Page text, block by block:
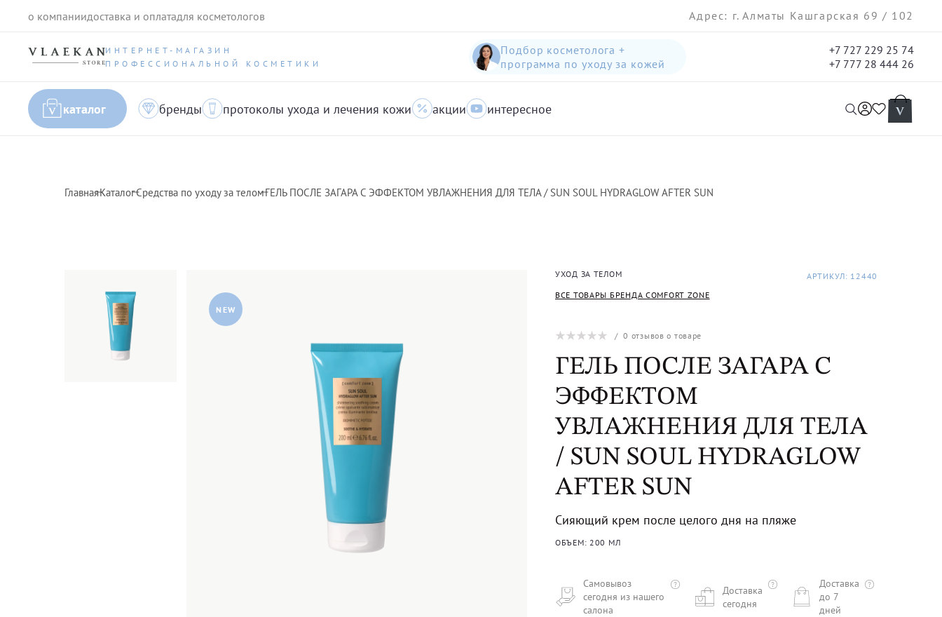
о компаниидоставка и оплатадля косметологов Адрес: г. Алматы Кашгарская 69 / 102
ИНТЕРНЕТ-МАГАЗИН
ПРОФЕССИОНАЛЬНОЙ КОСМЕТИКИ
Подбор косметолога +
программа по уходу за кожей
+7 727 229 25 74
+7 777 28 444 26
каталог бренды протоколы ухода и лечения кожи акции интересное
ГлавнаяКаталогСредства по уходу за теломГЕЛЬ ПОСЛЕ ЗАГАРА С ЭФФЕКТОМ УВЛАЖНЕНИЯ ДЛЯ ТЕЛА / SUN SOUL HYDRAGLOW AFTER SUN
NEW
УХОД ЗА ТЕЛОМ
ВСЕ ТОВАРЫ БРЕНДА COMFORT ZONE
АРТИКУЛ: 12440
/0 отзывов о товаре
ГЕЛЬ ПОСЛЕ ЗАГАРА С
ЭФФЕКТОМ
УВЛАЖНЕНИЯ ДЛЯ ТЕЛА
/ SUN SOUL HYDRAGLOW
AFTER SUN
Сияющий крем после целого дня на пляже
ОБЪЕМ: 200 МЛ
Самовывоз
сегодня из нашего
салона
Доставка
сегодня
Доставка
до 7
дней